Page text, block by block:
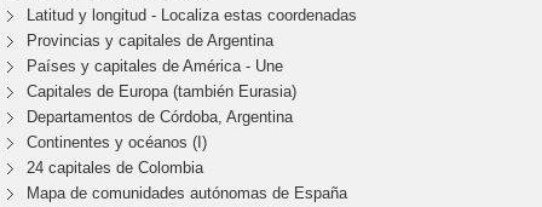
Latitud y longitud - Localiza estas coordenadas
Provincias y capitales de Argentina
Países y capitales de América - Une
Capitales de Europa (también Eurasia)
Departamentos de Córdoba, Argentina
Continentes y océanos (I)
24 capitales de Colombia
Mapa de comunidades autónomas de España